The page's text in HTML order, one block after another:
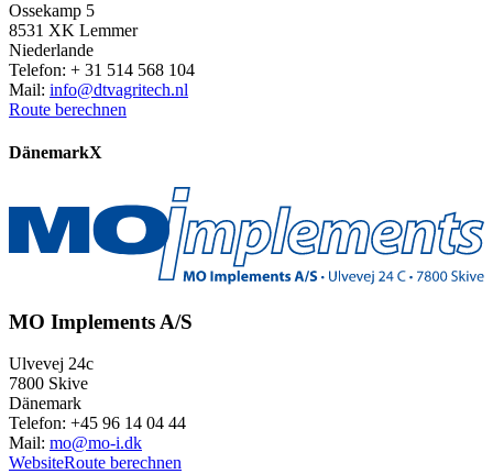
Ossekamp 5
8531 XK Lemmer
Niederlande
Telefon: + 31 514 568 104
Mail: info@dtvagritech.nl
Route berechnen
DänemarkX
MO Implements A/S
Ulvevej 24c
7800 Skive
Dänemark
Telefon: +45 96 14 04 44
Mail: mo@mo-i.dk
WebsiteRoute berechnen